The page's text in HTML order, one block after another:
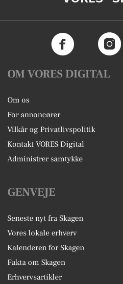
OM VORES DIGITAL
Om os
For annoncører
Vilkår og Privatlivspolitik
Kontakt VORES Digital
Administrer samtykke
GENVEJE
Seneste nyt fra Skagen
Vores lokale erhverv
Kalenderen for Skagen
Fakta om Skagen
Erhvervsartikler